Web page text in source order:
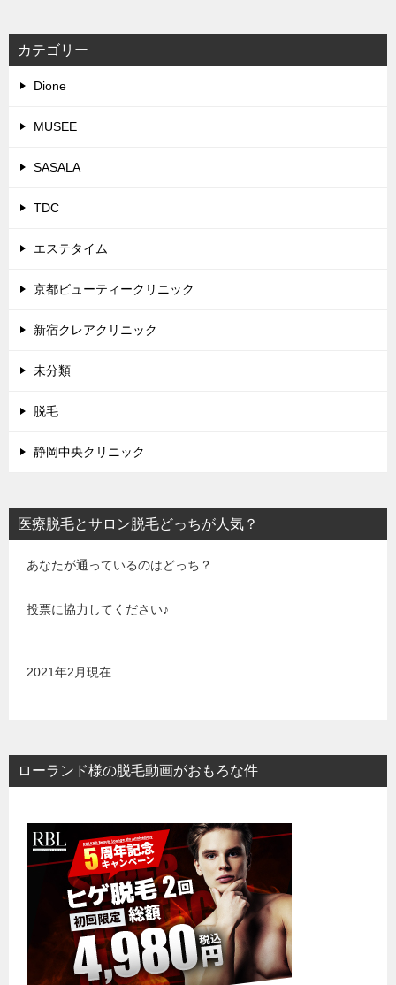
カテゴリー
Dione
MUSEE
SASALA
TDC
エステタイム
京都ビューティークリニック
新宿クレアクリニック
未分類
脱毛
静岡中央クリニック
医療脱毛とサロン脱毛どっちが人気？
あなたが通っているのはどっち？
投票に協力してください♪
2021年2月現在
ローランド様の脱毛動画がおもろな件